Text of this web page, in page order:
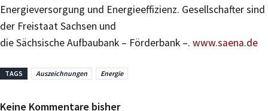
Energieversorgung und Energieeffizienz. Gesellschafter sind
der Freistaat Sachsen und
die Sächsische Aufbaubank – Förderbank –. www.saena.de
TAGS Auszeichnungen Energie
Keine Kommentare bisher